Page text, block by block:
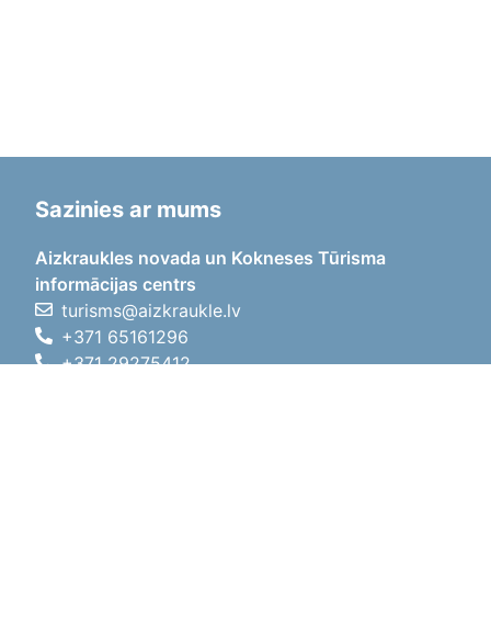
Sazinies ar mums
Aizkraukles novada un Kokneses Tūrisma
informācijas centrs
turisms@aizkraukle.lv
+371 65161296
+371 29275412